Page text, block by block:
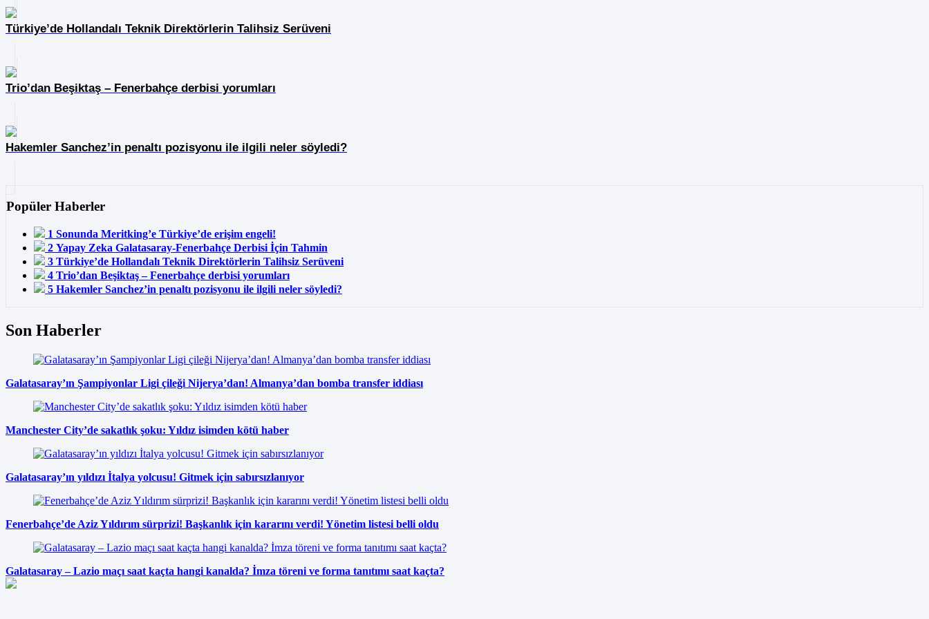
Türkiye’de Hollandalı Teknik Direktörlerin Talihsiz Serüveni
Trio’dan Beşiktaş – Fenerbahçe derbisi yorumları
Hakemler Sanchez’in penaltı pozisyonu ile ilgili neler söyledi?
Popüler Haberler
1 Sonunda Meritking’e Türkiye’de erişim engeli!
2 Yapay Zeka Galatasaray-Fenerbahçe Derbisi İçin Tahmin
3 Türkiye’de Hollandalı Teknik Direktörlerin Talihsiz Serüveni
4 Trio’dan Beşiktaş – Fenerbahçe derbisi yorumları
5 Hakemler Sanchez’in penaltı pozisyonu ile ilgili neler söyledi?
Son Haberler
Galatasaray’ın Şampiyonlar Ligi çileği Nijerya’dan! Almanya’dan bomba transfer iddiası
Manchester City’de sakatlık şoku: Yıldız isimden kötü haber
Galatasaray’ın yıldızı İtalya yolcusu! Gitmek için sabırsızlanıyor
Fenerbahçe’de Aziz Yıldırım sürprizi! Başkanlık için kararını verdi! Yönetim listesi belli oldu
Galatasaray – Lazio maçı saat kaçta hangi kanalda? İmza töreni ve forma tanıtımı saat kaçta?